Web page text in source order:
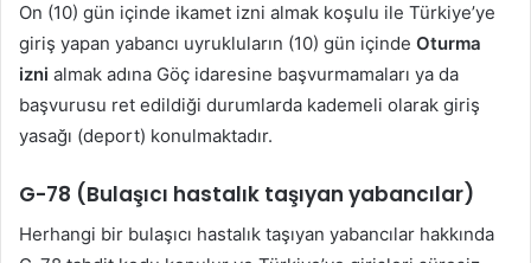
On (10) gün içinde ikamet izni almak koşulu ile Türkiye’ye
giriş yapan yabancı uyrukluların (10) gün içinde Oturma
izni almak adına Göç idaresine başvurmamaları ya da
başvurusu ret edildiği durumlarda kademeli olarak giriş
yasağı (deport) konulmaktadır.
G-78 (Bulaşıcı hastalık taşıyan yabancılar)
Herhangi bir bulaşıcı hastalık taşıyan yabancılar hakkında